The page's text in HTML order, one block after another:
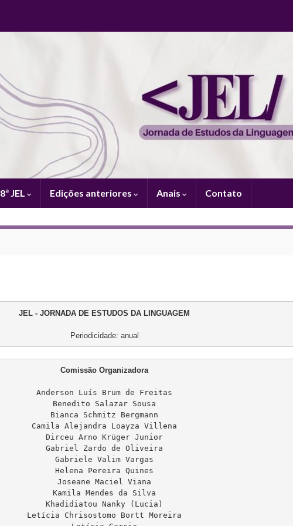
8ª JEL Edições anteriores Anais Contato
JEL - JORNADA DE ESTUDOS DA LINGUAGEM
Anderson Luís Brum de Freitas
Benedito Salazar Sousa
Bianca Schmitz Bergmann
Camila Alejandra Loayza Villena
Dirceu Arno Krüger Junior
Gabriel Zardo de Oliveira
⁠Gabriele Valim Vargas
Helena Pereira Quines
Joseane Maciel Viana
⁠Kamila Mendes da Silva
⁠Khadidiatou Nanky (Lucia)
Letícia Chrisostomo Bortt Moreira